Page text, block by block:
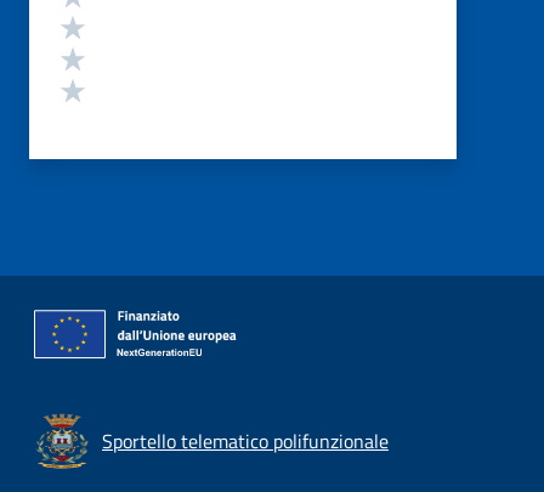
Sportello telematico polifunzionale